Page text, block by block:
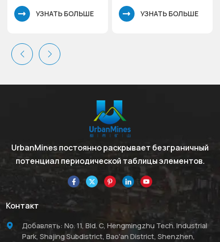
масса 246,47 Безводный
хлорид церия(III)
УЗНАТЬ БОЛЬШЕ
Молекулярная масса
245,26 Безводный
УЗНАТЬ БОЛЬШЕ
UrbanMines постоянно раскрывает безграничный
потенциал периодической таблицы элементов.
Контакт
Добавлять: No. 11, Bld. C, Hengmingzhu Tech. Industrial
Park, Shajing Subdistrict, Bao'an District, Shenzhen,